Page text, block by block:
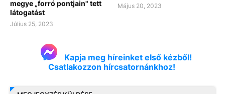
megye „forró pontjain" tett
látogatást
Július 25, 2023
Május 20, 2023
Kapja meg híreinket első kézből!
Csatlakozzon hírcsatornánkhoz!